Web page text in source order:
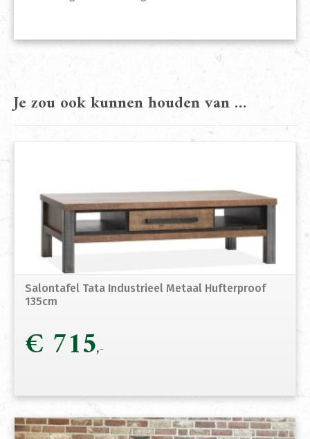
Je zou ook kunnen houden van …
Salontafel Tata Industrieel Metaal Hufterproof
135cm
€ 715